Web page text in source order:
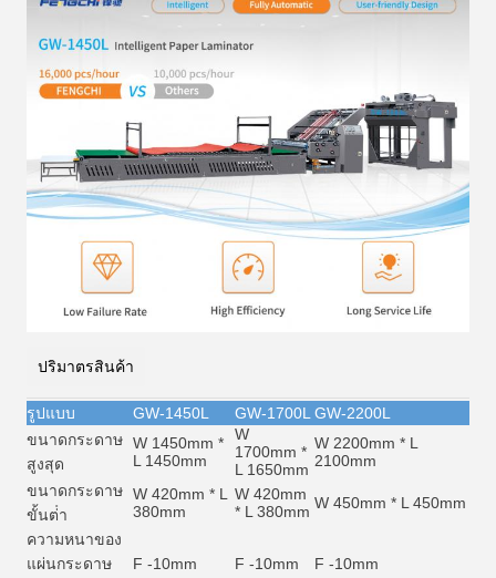
ปริมาตรสินค้า
รูปแบบ GW-1450L GW-1700L GW-2200L
ขนาดกระดาษ
สูงสุด
W 1450mm *
L 1450mm
W
1700mm *
L 1650mm
W 2200mm * L
2100mm
ขนาดกระดาษ
ขั้นต่ํา
W 420mm * L
380mm
W 420mm
* L 380mm W 450mm * L 450mm
ความหนาของ
แผ่นกระดาษ
F -10mm F -10mm F -10mm